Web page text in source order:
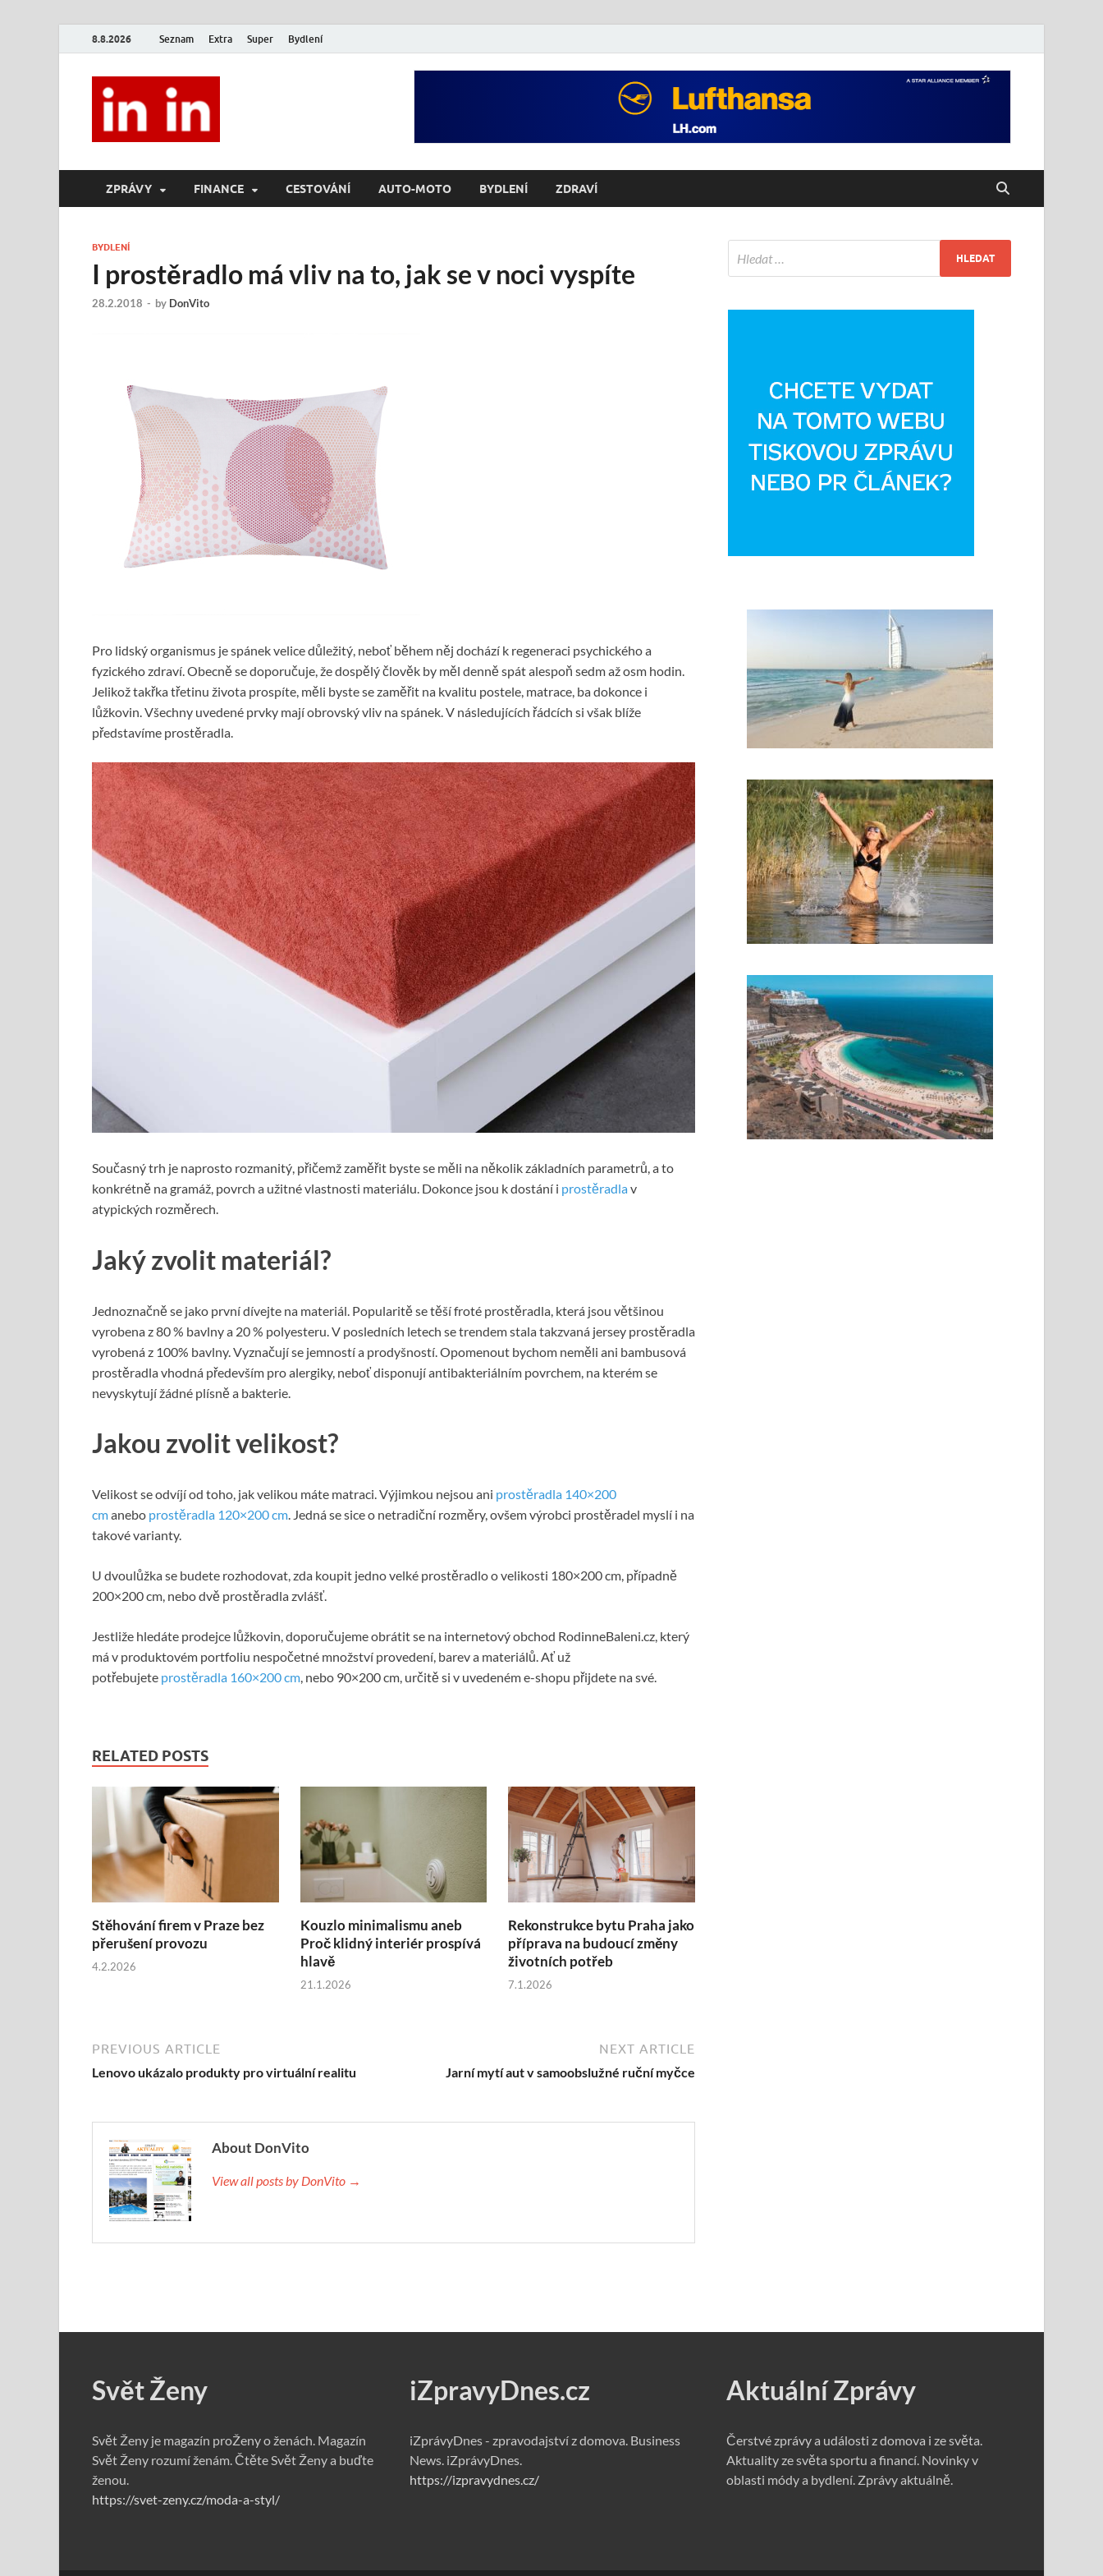
8.8.2026 Seznam Extra Super Bydlení
ZPRÁVY FINANCE CESTOVÁNÍ AUTO-MOTO BYDLENÍ ZDRAVÍ
BYDLENÍ
I prostěradlo má vliv na to, jak se v noci vyspíte
28.2.2018 - by DonVito
Pro lidský organismus je spánek velice důležitý, neboť během něj dochází k regeneraci psychického a
fyzického zdraví. Obecně se doporučuje, že dospělý člověk by měl denně spát alespoň sedm až osm hodin.
Jelikož takřka třetinu života prospíte, měli byste se zaměřit na kvalitu postele, matrace, ba dokonce i
lůžkovin. Všechny uvedené prvky mají obrovský vliv na spánek. V následujících řádcích si však blíže
představíme prostěradla.
Současný trh je naprosto rozmanitý, přičemž zaměřit byste se měli na několik základních parametrů, a to
konkrétně na gramáž, povrch a užitné vlastnosti materiálu. Dokonce jsou k dostání i prostěradlav
atypických rozměrech.
Jaký zvolit materiál?
Jednoznačně se jako první dívejte na materiál. Popularitě se těší froté prostěradla, která jsou většinou
vyrobena z 80 % bavlny a 20 % polyesteru. V posledních letech se trendem stala takzvaná jersey prostěradla
vyrobená z 100% bavlny. Vyznačují se jemností a prodyšností. Opomenout bychom neměli ani bambusová
prostěradla vhodná především pro alergiky, neboť disponují antibakteriálním povrchem, na kterém se
nevyskytují žádné plísně a bakterie.
Jakou zvolit velikost?
Velikost se odvíjí od toho, jak velikou máte matraci. Výjimkou nejsou ani prostěradla 140×200
cmanebo prostěradla 120×200 cm. Jedná se sice o netradiční rozměry, ovšem výrobci prostěradel myslí i na
takové varianty.
U dvoulůžka se budete rozhodovat, zda koupit jedno velké prostěradlo o velikosti 180×200 cm, případně
200×200 cm, nebo dvě prostěradla zvlášť.
Jestliže hledáte prodejce lůžkovin, doporučujeme obrátit se na internetový obchod RodinneBaleni.cz, který
má v produktovém portfoliu nespočetné množství provedení, barev a materiálů. Ať už
potřebujete prostěradla 160×200 cm, nebo 90×200 cm, určitě si v uvedeném e-shopu přijdete na své.
RELATED POSTS
Stěhování firem v Praze bez
přerušení provozu
4.2.2026
Kouzlo minimalismu aneb
Proč klidný interiér prospívá
hlavě
21.1.2026
Rekonstrukce bytu Praha jako
příprava na budoucí změny
životních potřeb
7.1.2026
PREVIOUS ARTICLE
Lenovo ukázalo produkty pro virtuální realitu
NEXT ARTICLE
Jarní mytí aut v samoobslužné ruční myčce
About DonVito
View all posts by DonVito →
Svět Ženy
Svět Ženy je magazín proŽeny o ženách. Magazín
Svět Ženy rozumí ženám. Čtěte Svět Ženy a buďte
ženou.
https://svet-zeny.cz/moda-a-styl/
iZpravyDnes.cz
iZprávyDnes - zpravodajství z domova. Business
News. iZprávyDnes.
https://izpravydnes.cz/
Aktuální Zprávy
Čerstvé zprávy a události z domova i ze světa.
Aktuality ze světa sportu a financí. Novinky v
oblasti módy a bydlení. Zprávy aktuálně.